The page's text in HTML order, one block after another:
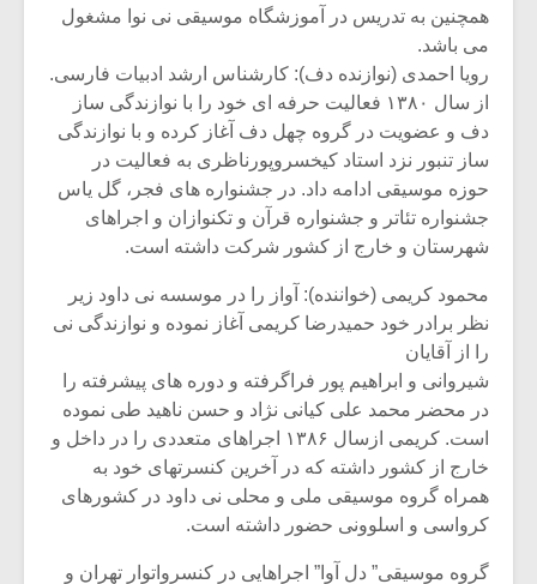
همچنین به تدریس در آموزشگاه موسیقی نی نوا مشغول
می باشد.
رویا احمدی (نوازنده دف): کارشناس ارشد ادبیات فارسی.
از سال ۱۳۸۰ فعالیت حرفه ای خود را با نوازندگی ساز
دف و عضویت در گروه چهل دف آغاز کرده و با نوازندگی
ساز تنبور نزد استاد کیخسروپورناظری به فعالیت در
حوزه موسیقی ادامه داد. در جشنواره های فجر، گل یاس
جشنواره تئاتر و جشنواره قرآن و تکنوازان و اجراهای
شهرستان و خارج از کشور شرکت داشته است.
محمود کریمی (خواننده): آواز را در موسسه نی داود زیر
نظر برادر خود حمیدرضا کریمی آغاز نموده و نوازندگی نی
را از آقایان
شیروانی و ابراهیم پور فراگرفته و دوره های پیشرفته را
در محضر محمد علی کیانی نژاد و حسن ناهید طی نموده
است. کریمی ازسال ۱۳۸۶ اجراهای متعددی را در داخل و
خارج از کشور داشته که در آخرین کنسرتهای خود به
همراه گروه موسیقی ملی و محلی نی داود در کشورهای
کرواسی و اسلوونی حضور داشته است.
گروه موسیقی” دل آوا” اجراهایی در کنسرواتوار تهران و